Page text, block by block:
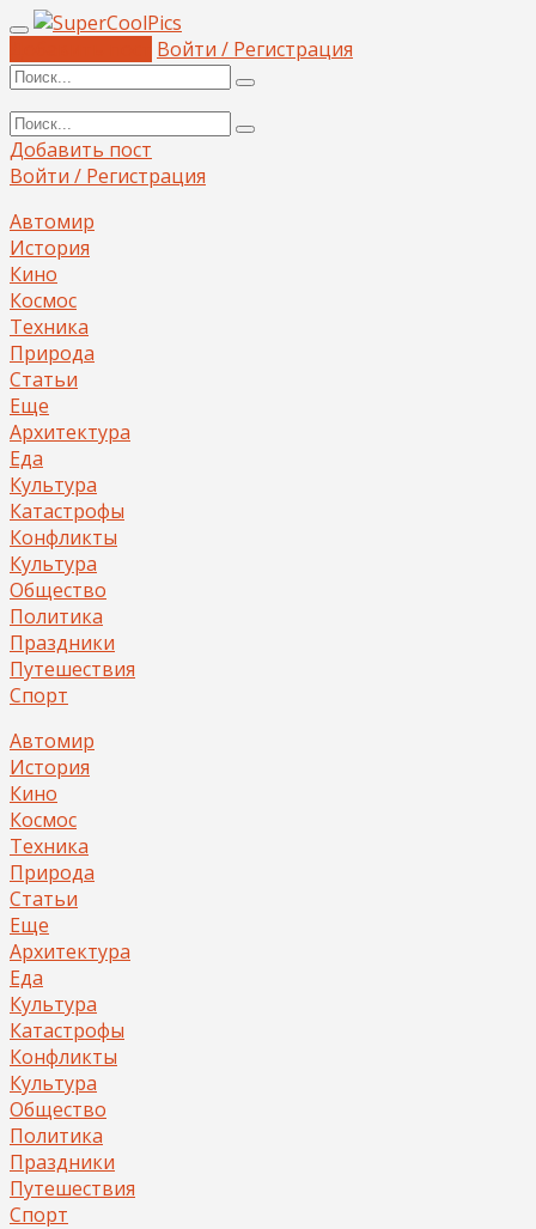
Войти / Регистрация
Добавить пост
Войти / Регистрация
Автомир
История
Кино
Космос
Техника
Природа
Статьи
Еще
Архитектура
Еда
Культура
Катастрофы
Конфликты
Культура
Общество
Политика
Праздники
Путешествия
Спорт
Автомир
История
Кино
Космос
Техника
Природа
Статьи
Еще
Архитектура
Еда
Культура
Катастрофы
Конфликты
Культура
Общество
Политика
Праздники
Путешествия
Спорт